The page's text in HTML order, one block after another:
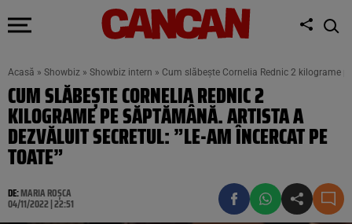
Acasă » Showbiz » Showbiz intern » Cum slăbește Cornelia Rednic 2 kilograme
CUM SLĂBEȘTE CORNELIA REDNIC 2
KILOGRAME PE SĂPTĂMÂNĂ. ARTISTA A
DEZVĂLUIT SECRETUL: ”LE-AM ÎNCERCAT PE
TOATE”
DE:MARIA ROȘCA
04/11/2022 | 22:51